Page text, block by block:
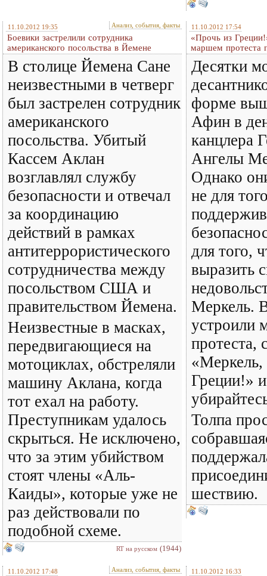
11.10.2012 19:35 Анализ, события, факты
Боевики застрелили сотрудника
американского посольства в Йемене
В столице Йемена Сане
неизвестными в четверг
был застрелен сотрудник
американского
посольства. Убитый
Кассем Аклан
возглавлял службу
безопасности и отвечал
за координацию
действий в рамках
антитеррористического
сотрудничества между
посольством США и
правительством Йемена.
Неизвестные в масках,
передвигающиеся на
мотоциклах, обстреляли
машину Аклана, когда
тот ехал на работу.
Преступникам удалось
скрыться. Не исключено,
что за этим убийством
стоят члены «Аль-
Каиды», которые уже не
раз действовали по
подобной схеме.
RT на русском (1944)
11.10.2012 17:54
«Прочь из
маршем протеста
Десятки
форме
Афин в
канцлера
Ангелы
Однако
не для
для того,
выразить
Меркель.
устроили
протеста,
«Меркель,
Греции!»
Толпа
шествию.
11.10.2012 17:48 Анализ, события, факты 11.10.2012 16:33